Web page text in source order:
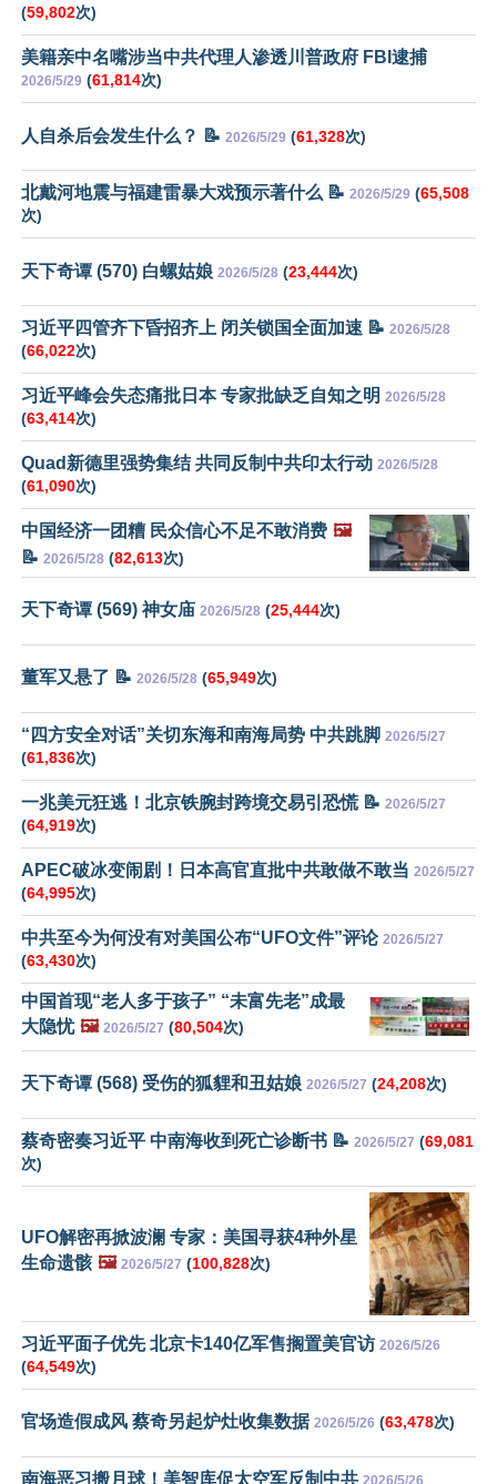
(59,802次)
美籍亲中名嘴涉当中共代理人渗透川普政府 FBI逮捕
2026/5/29 (61,814次)
人自杀后会发生什么？ 📝 2026/5/29 (61,328次)
北戴河地震与福建雷暴大戏预示著什么 📝 2026/5/29 (65,508
次)
天下奇谭 (570) 白螺姑娘 2026/5/28 (23,444次)
习近平四管齐下昏招齐上 闭关锁国全面加速 📝 2026/5/28
(66,022次)
习近平峰会失态痛批日本 专家批缺乏自知之明 2026/5/28
(63,414次)
Quad新德里强势集结 共同反制中共印太行动 2026/5/28
(61,090次)
中国经济一团糟 民众信心不足不敢消费 🖼️
📝 2026/5/28 (82,613次)
天下奇谭 (569) 神女庙 2026/5/28 (25,444次)
董军又悬了 📝 2026/5/28 (65,949次)
“四方安全对话”关切东海和南海局势 中共跳脚 2026/5/27
(61,836次)
一兆美元狂逃！北京铁腕封跨境交易引恐慌 📝 2026/5/27
(64,919次)
APEC破冰变闹剧！日本高官直批中共敢做不敢当 2026/5/27
(64,995次)
中共至今为何没有对美国公布“UFO文件”评论 2026/5/27
(63,430次)
中国首现“老人多于孩子” “未富先老”成最
大隐忧 🖼️ 2026/5/27 (80,504次)
天下奇谭 (568) 受伤的狐貍和丑姑娘 2026/5/27 (24,208次)
蔡奇密奏习近平 中南海收到死亡诊断书 📝 2026/5/27 (69,081
次)
UFO解密再掀波澜 专家：美国寻获4种外星
生命遗骸 🖼️ 2026/5/27 (100,828次)
习近平面子优先 北京卡140亿军售搁置美官访 2026/5/26
(64,549次)
官场造假成风 蔡奇另起炉灶收集数据 2026/5/26 (63,478次)
南海恶习搬月球！美智库促太空军反制中共 2026/5/26